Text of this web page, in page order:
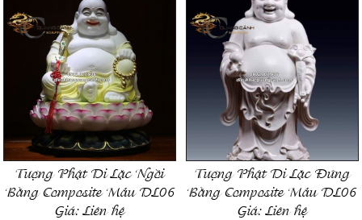
Tượng Phật Di Lặc Ngồi
Bằng Composite Mẫu DL06
Giá:Liên hệ
Tượng Phật Di Lặc Đứng
Bằng Composite Mẫu DL06
Giá:Liên hệ